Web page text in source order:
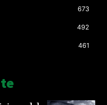
673
492
461